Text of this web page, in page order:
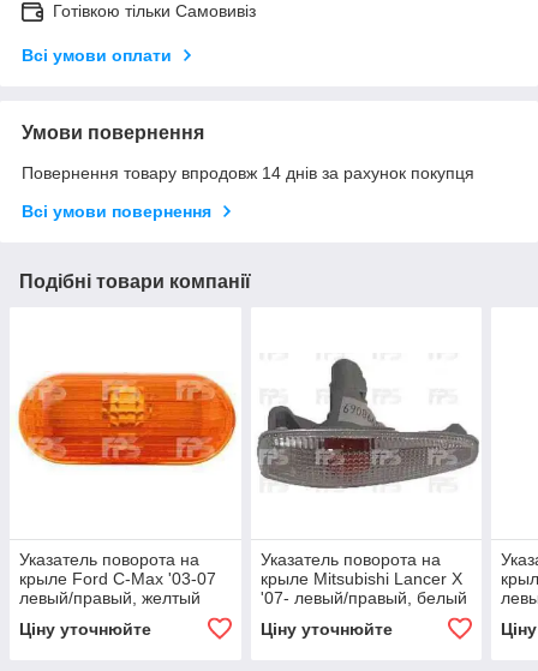
Готівкою тільки Самовивіз
Всі умови оплати
Умови повернення
Повернення товару впродовж 14 днів за рахунок покупця
Всі умови повернення
Подібні товари компанії
Указатель поворота на
крыле Ford C-Max '03-07
левый/правый, желтый
Ціну уточнюйте
Указатель поворота на
крыле Mitsubishi Lancer X
'07- левый/правый, белый
Ціну уточнюйте